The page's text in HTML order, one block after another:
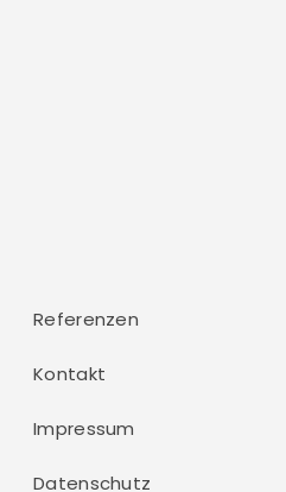
Referenzen
Kontakt
Impressum
Datenschutz